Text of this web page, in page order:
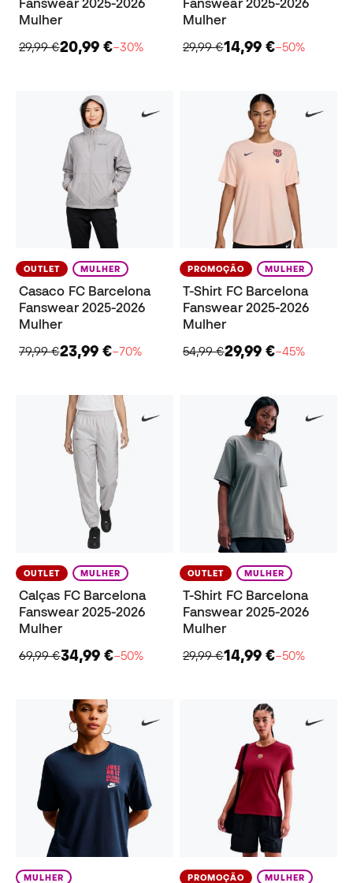
Fanswear 2025-2026
Mulher
29,99 €20,99 €−30%
Fanswear 2025-2026
Mulher
29,99 €14,99 €−50%
OUTLET MULHER
Casaco FC Barcelona
Fanswear 2025-2026
Mulher
79,99 €23,99 €−70%
PROMOÇÃO MULHER
T-Shirt FC Barcelona
Fanswear 2025-2026
Mulher
54,99 €29,99 €−45%
OUTLET MULHER
Calças FC Barcelona
Fanswear 2025-2026
Mulher
69,99 €34,99 €−50%
OUTLET MULHER
T-Shirt FC Barcelona
Fanswear 2025-2026
Mulher
29,99 €14,99 €−50%
MULHER PROMOÇÃO MULHER